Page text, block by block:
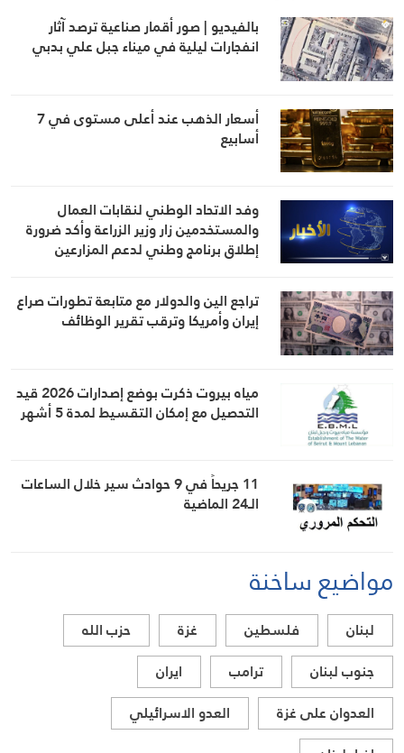
بالفيديو | صور أقمار صناعية ترصد آثار
انفجارات ليلية في ميناء جبل علي بدبي
أسعار الذهب عند أعلى مستوى في 7
أسابيع
وفد الاتحاد الوطني لنقابات العمال
والمستخدمين زار وزير الزراعة وأكد ضرورة
إطلاق برنامج وطني لدعم المزارعين
تراجع الين والدولار مع متابعة تطورات صراع
إيران وأمريكا وترقب تقرير الوظائف
مياه بيروت ذكرت بوضع إصدارات 2026 قيد
التحصيل مع إمكان التقسيط لمدة 5 أشهر
11 جريحاً في 9 حوادث سير خلال الساعات
الـ24 الماضية
مواضيع ساخنة
لبنان فلسطين غزة
حزب الله
جنوب لبنان
ترامب
ايران
العدوان على غزة
العدو الاسرائيلي